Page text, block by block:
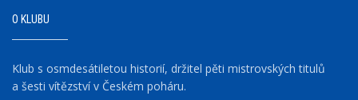
O KLUBU
Klub s osmdesátiletou historií, držitel pěti mistrovských titulů
a šesti vítězství v Českém poháru.